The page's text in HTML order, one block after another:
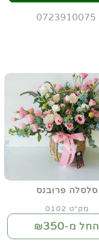
0723910075
סלסלה פרובנס
מק"ט 0102
החל מ-₪350